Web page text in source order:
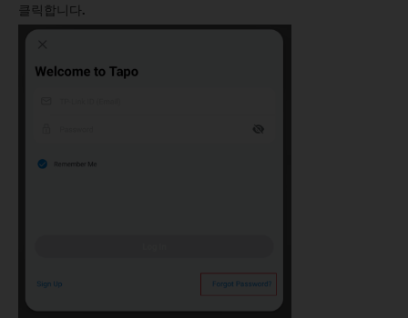
클릭합니다.